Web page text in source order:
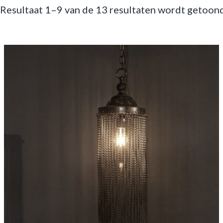
Resultaat 1–9 van de 13 resultaten wordt